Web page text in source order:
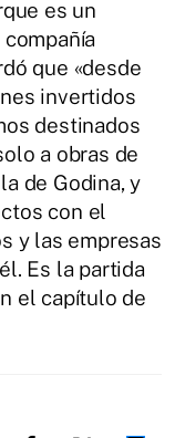
es un
que «desde
invertidos
destinados
a obras de
de Godina, y
con el
y las empresas
Es la partida
el capítulo de